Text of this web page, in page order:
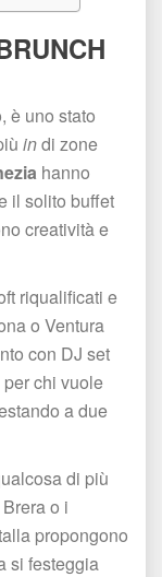
è uno stato
in di zone
hanno
il solito buffet
creatività e
riqualificati e
o Ventura
con DJ set
chi vuole
a due
di più
o i
propongono
si festeggia